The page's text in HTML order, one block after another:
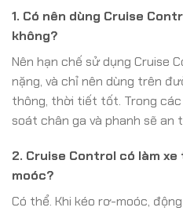
1. Có nên dùng Cruise
không?
Nên hạn chế sử dụng Cruise
nặng, và chỉ nên dùng trên
thông, thời tiết tốt. Trong
soát chân ga và phanh sẽ an
2. Cruise Control có làm
moóc?
Có thể. Khi kéo rơ-moóc,